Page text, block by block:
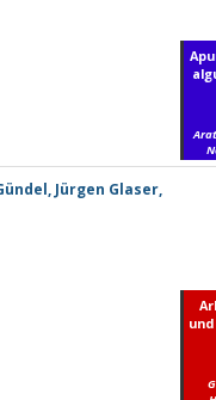
Jürgen Glaser,